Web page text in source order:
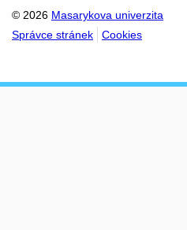
© 2026 Masarykova univerzita
Správce stránek
Cookies